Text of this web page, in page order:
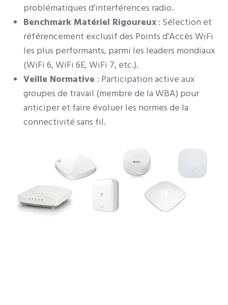
problématiques d’interférences radio.
Benchmark Matériel Rigoureux: Sélection et
référencement exclusif des Points d'Accès WiFi
les plus performants, parmi les leaders mondiaux
(WiFi 6, WiFi 6E, WiFi 7, etc.).
Veille Normative : Participation active aux
groupes de travail (membre de la WBA) pour
anticiper et faire évoluer les normes de la
connectivité sans fil.